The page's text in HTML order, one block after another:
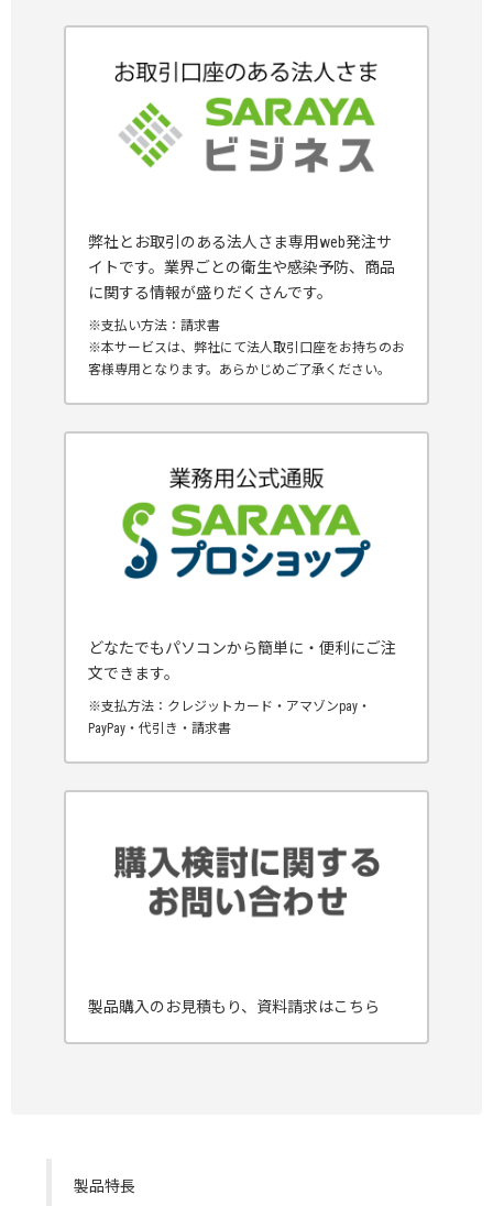
弊社とお取引のある法人さま専用web発注サ
イトです。業界ごとの衛生や感染予防、商品
に関する情報が盛りだくさんです。
※支払い方法：請求書
※本サービスは、弊社にて法人取引口座をお持ちのお
客様専用となります。あらかじめご了承ください。
どなたでもパソコンから簡単に・便利にご注
文できます。
※支払方法：クレジットカード・アマゾンpay・
PayPay・代引き・請求書
製品購入のお見積もり、資料請求はこちら
製品特長